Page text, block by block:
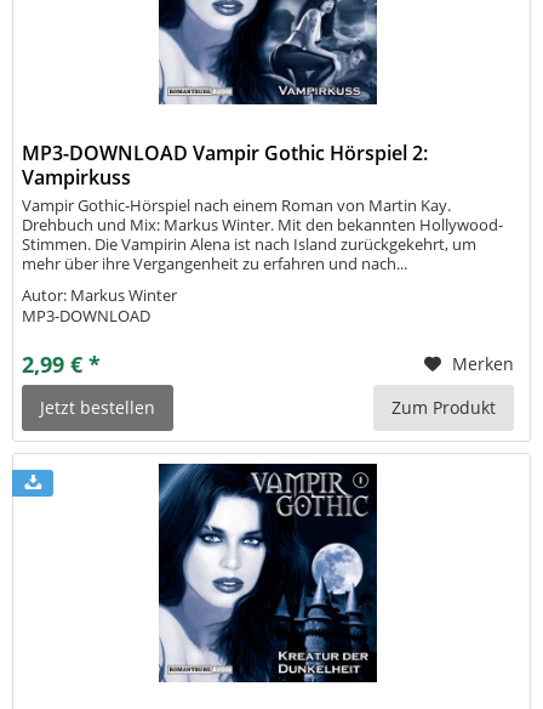
MP3-DOWNLOAD Vampir Gothic Hörspiel 2:
Vampirkuss
Vampir Gothic-Hörspiel nach einem Roman von Martin Kay.
Drehbuch und Mix: Markus Winter. Mit den bekannten Hollywood-
Stimmen. Die Vampirin Alena ist nach Island zurückgekehrt, um
mehr über ihre Vergangenheit zu erfahren und nach...
Autor: Markus Winter
MP3-DOWNLOAD
2,99 € *
Merken
Jetzt bestellen
Zum Produkt